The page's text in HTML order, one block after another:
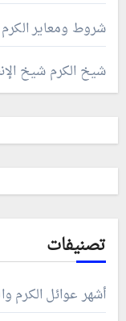
شروط ومعاير
شيخ الكرم شيخ
تصنيفات
أشهر عوائل الكرم